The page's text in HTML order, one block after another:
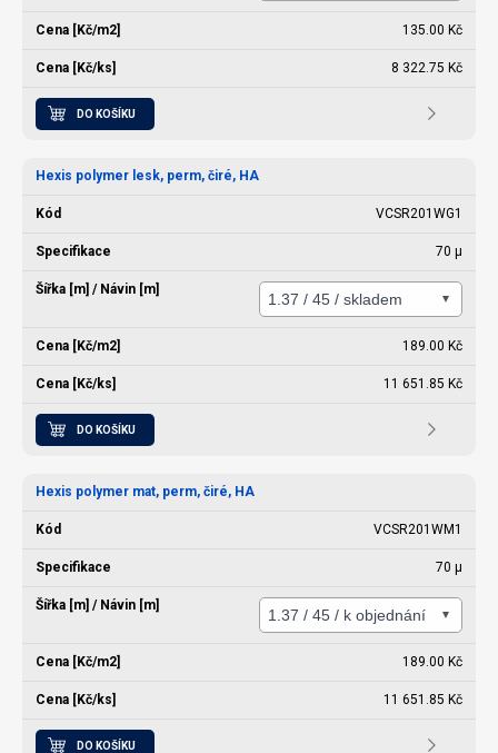
135.00 Kč
8 322.75 Kč
DO KOŠÍKU
Hexis polymer lesk, perm, čiré, HA
VCSR201WG1
70 µ
189.00 Kč
11 651.85 Kč
DO KOŠÍKU
Hexis polymer mat, perm, čiré, HA
VCSR201WM1
70 µ
189.00 Kč
11 651.85 Kč
DO KOŠÍKU